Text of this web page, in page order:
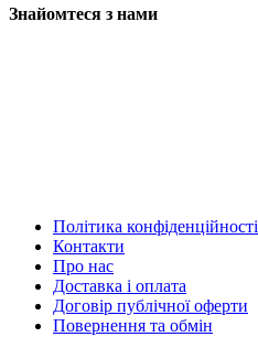
Знайомтеся з нами
Політика конфіденційності
Контакти
Про нас
Доставка і оплата
Договір публічної оферти
Повернення та обмін